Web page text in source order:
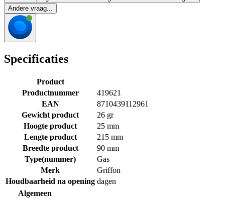
Andere vraag...
Specificaties
Product
Productnummer
419621
EAN
8710439112961
Gewicht product
26 gr
Hoogte product
25 mm
Lengte product
215 mm
Breedte product
90 mm
Type(nummer)
Gas
Merk
Griffon
Houdbaarheid na opening dagen
Algemeen